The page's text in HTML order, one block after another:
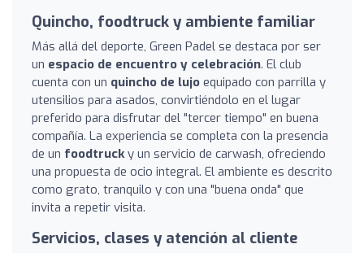
Quincho, foodtruck y ambiente familiar
Más allá del deporte, Green Padel se destaca por ser
un espacio de encuentro y celebración. El club
cuenta con un quincho de lujo equipado con parrilla y
utensilios para asados, convirtiéndolo en el lugar
preferido para disfrutar del "tercer tiempo" en buena
compañía. La experiencia se completa con la presencia
de un foodtrucky un servicio de carwash, ofreciendo
una propuesta de ocio integral. El ambiente es descrito
como grato, tranquilo y con una "buena onda" que
invita a repetir visita.
Servicios, clases y atención al cliente